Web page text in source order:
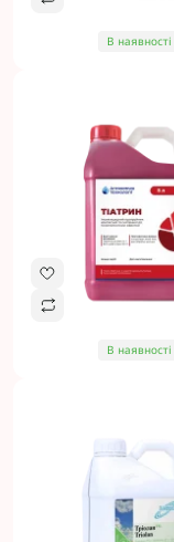
В наявності
В наявності